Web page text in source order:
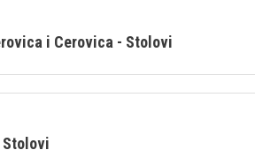
i Cerovica - Stolovi